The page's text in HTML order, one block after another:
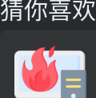
猜你喜欢